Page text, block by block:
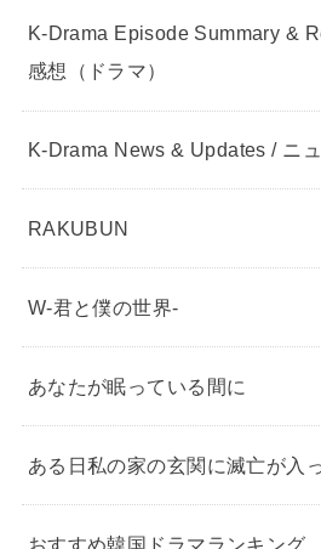
K-Drama Episode Summary &
感想（ドラマ）
K-Drama News & Updates / ニ
RAKUBUN
W-君と僕の世界-
あなたが眠っている間に
ある日私の家の玄関に滅亡が入
おすすめ韓国ドラマランキング